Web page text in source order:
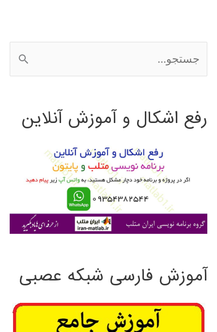
س
ج
ی
رفع اشکال و آموزش آنلاین
آموزش فارسی شبکه عصبی